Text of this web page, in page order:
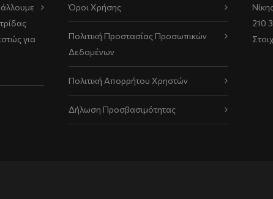
για
Όροι Χρήσης
Πολιτική Προστασίας Προσωπικών
Δεδομένων
Πολιτική Απορρήτου Χρηστών
Δήλωση Προσβασιμότητας
210